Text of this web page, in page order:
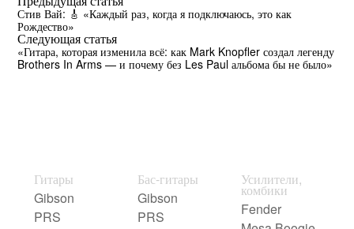
Стив Вай: 🎸 «Каждый раз, когда я подключаюсь, это как
Рождество»
Следующая статья
«Гитара, которая изменила всё: как Mark Knopfler создал легенду
Brothers In Arms — и почему без Les Paul альбома бы не было»
Гитары
Gibson
PRS
Бас-гитары
Gibson
PRS
Усилители,
комбики
Fender